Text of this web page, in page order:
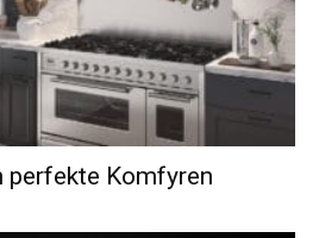
perfekte Komfyren